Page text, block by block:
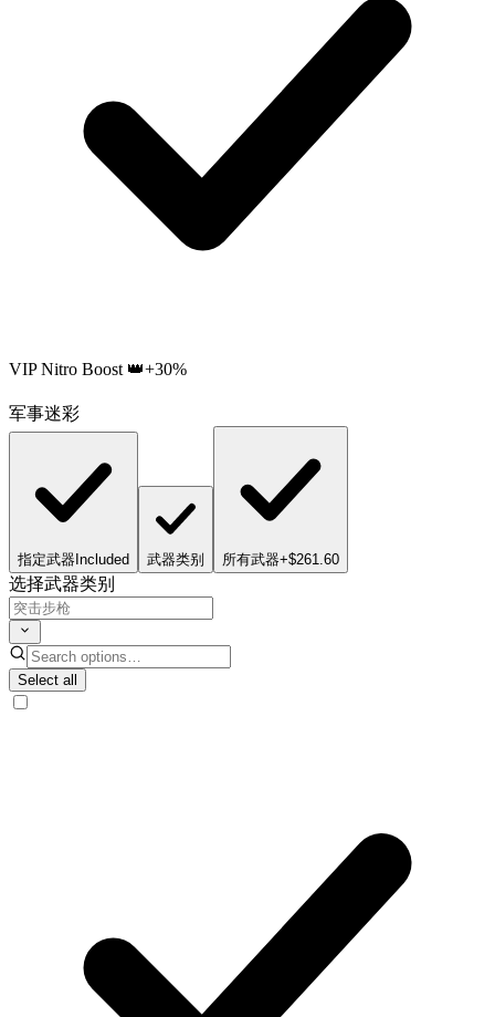
VIP Nitro Boost 👑+30%
军事迷彩
指定武器 Included 武器类别 所有武器+$261.60
选择武器类别
Select all